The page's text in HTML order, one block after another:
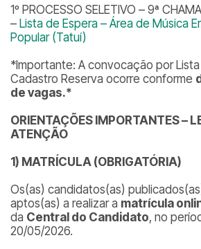
1º PROCESSO SELETIVO – 9ª
– Lista de Espera – Área de Música
Popular (Tatuí)
*Importante: A convocação por
Cadastro Reserva ocorre conforme
de vagas.*
ORIENTAÇÕES IMPORTANTES –
ATENÇÃO
1) MATRÍCULA (OBRIGATÓRIA)
Os(as) candidatos(as)
aptos(as) a realizar a matrícula
da Central do Candidato, no
20/05/2026.